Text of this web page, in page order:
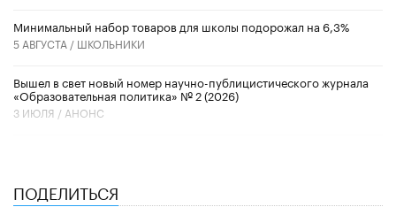
Минимальный набор товаров для школы подорожал на 6,3%
5 АВГУСТА / ШКОЛЬНИКИ
Вышел в свет новый номер научно-публицистического журнала
«Образовательная политика» № 2 (2026)
3 ИЮЛЯ / АНОНС
ПОДЕЛИТЬСЯ